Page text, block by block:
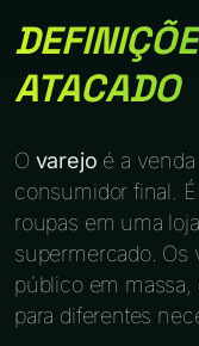
ATACADO
O varejo é a
consumidor final.
roupas em uma
supermercado. Os
público em
para diferentes